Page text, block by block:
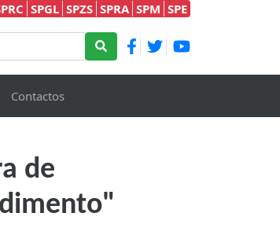
SPGL SPZS SPRA SPM SPE
Contactos
de